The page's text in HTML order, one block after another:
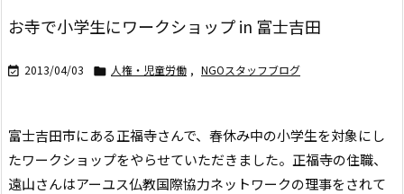
お寺で小学生にワークショップ in 富士吉田
 2013/04/03  人権・児童労働 , NGOスタッフブログ
富士吉田市にある正福寺さんで、春休み中の小学生を対象にし
たワークショップをやらせていただきました。正福寺の住職、
遠山さんはアーユス仏教国際協力ネットワークの理事をされて